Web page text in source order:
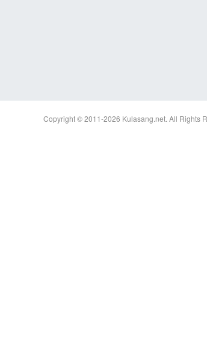
Copyright © 2011-2026 Kulasang.net. All Rights